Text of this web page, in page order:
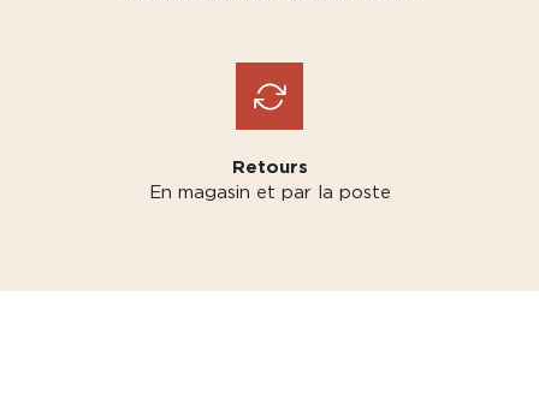
Retours
En magasin et par la poste